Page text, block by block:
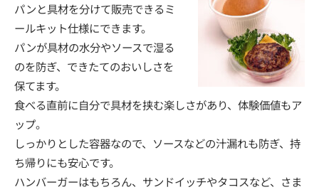
パンと具材を分けて販売できるミ
ールキット仕様にできます。
パンが具材の水分やソースで湿る
のを防ぎ、できたてのおいしさを
保てます。
食べる直前に自分で具材を挟む楽しさがあり、体験価値もア
ップ。
しっかりとした容器なので、ソースなどの汁漏れも防ぎ、持
ち帰りにも安心です。
ハンバーガーはもちろん、サンドイッチやタコスなど、さま